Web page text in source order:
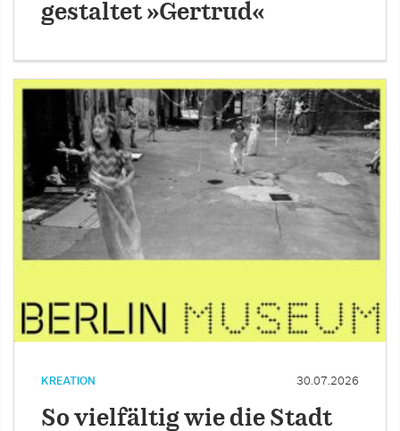
gestaltet »Gertrud«
KREATION 30.07.2026
So vielfältig wie die Stadt